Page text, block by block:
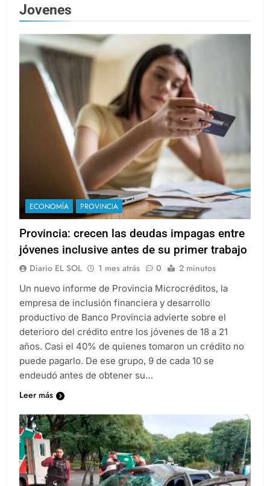
Jovenes
ECONOMÍA PROVINCIA
Provincia: crecen las deudas impagas entre
jóvenes inclusive antes de su primer trabajo
Diario EL SOL 1 mes atrás 0 2 minutos
Un nuevo informe de Provincia Microcréditos, la
empresa de inclusión financiera y desarrollo
productivo de Banco Provincia advierte sobre el
deterioro del crédito entre los jóvenes de 18 a 21
años. Casi el 40% de quienes tomaron un crédito no
puede pagarlo. De ese grupo, 9 de cada 10 se
endeudó antes de obtener su…
Leer más